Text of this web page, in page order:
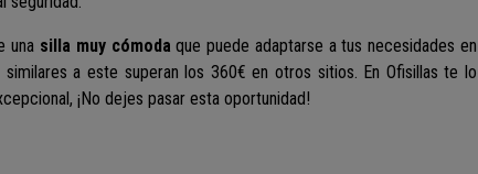
una silla muy cómodaquepuede adaptarse a tus necesidades en
similares a este superan los 360€ en otros sitios. En Ofisillas te lo
¡No dejes pasar esta oportunidad!